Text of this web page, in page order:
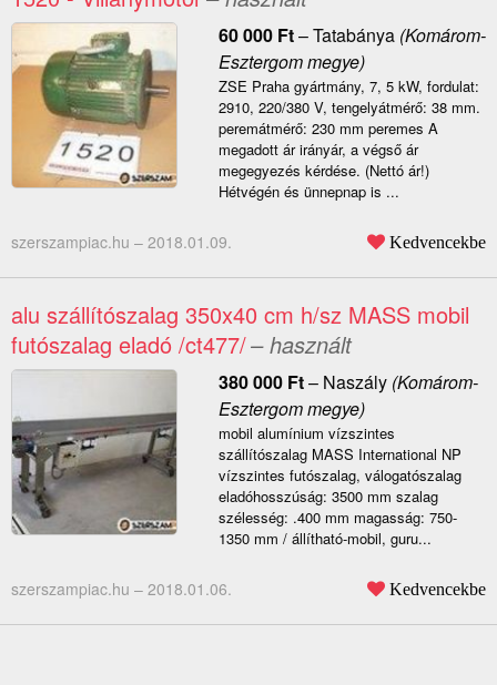
60 000 Ft–Tatabánya(Komárom-
Esztergom megye)
ZSE Praha gyártmány, 7, 5 kW, fordulat:
2910, 220/380 V, tengelyátmérő: 38 mm.
peremátmérő: 230 mm peremes A
megadott ár irányár, a végső ár
megegyezés kérdése. (Nettó ár!)
Hétvégén és ünnepnap is ...
szerszampiac.hu – 2018.01.09. Kedvencekbe
alu szállítószalag 350x40 cm h/sz MASS mobil
futószalag eladó /ct477/– használt
380 000 Ft– Naszály(Komárom-
Esztergom megye)
mobil alumínium vízszintes
szállítószalag MASS International NP
vízszintes futószalag, válogatószalag
eladóhosszúság: 3500 mm szalag
szélesség: .400 mm magasság: 750-
1350 mm / állítható-mobil, guru...
szerszampiac.hu – 2018.01.06. Kedvencekbe